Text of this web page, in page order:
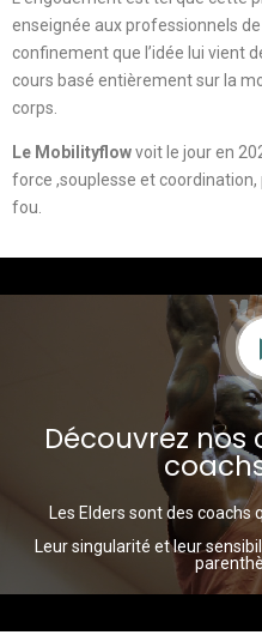
enseignée aux professionnels
confinement que l’idée lui vient
cours basé entièrement sur la
corps.
Le Mobilityflowvoit le jour en
force ,souplesse et
fou.
Découvrez nos
Les Elders sont des
Leur singularité et leur